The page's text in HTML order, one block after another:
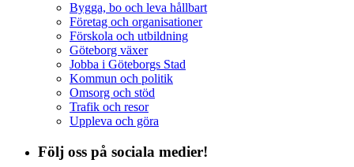
Bygga, bo och leva hållbart
Företag och organisationer
Förskola och utbildning
Göteborg växer
Jobba i Göteborgs Stad
Kommun och politik
Omsorg och stöd
Trafik och resor
Uppleva och göra
Följ oss på sociala medier!